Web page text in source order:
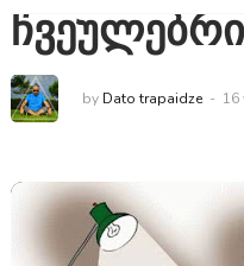
by Dato trapaidze 16